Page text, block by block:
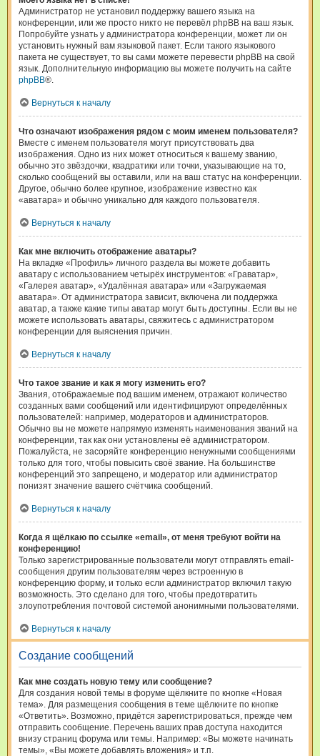
Администратор не установил поддержку вашего языка на
конференции, или же просто никто не перевёл phpBB на ваш язык.
Попробуйте узнать у администратора конференции, может ли он
установить нужный вам языковой пакет. Если такого языкового
пакета не существует, то вы сами можете перевести phpBB на свой
язык. Дополнительную информацию вы можете получить на сайте
phpBB®.
Вернуться к началу
Что означают изображения рядом с моим именем пользователя?
Вместе с именем пользователя могут присутствовать два
изображения. Одно из них может относиться к вашему званию,
обычно это звёздочки, квадратики или точки, указывающие на то,
сколько сообщений вы оставили, или на ваш статус на конференции.
Другое, обычно более крупное, изображение известно как
«аватара» и обычно уникально для каждого пользователя.
Вернуться к началу
Как мне включить отображение аватары?
На вкладке «Профиль» личного раздела вы можете добавить
аватару с использованием четырёх инструментов: «Граватар»,
«Галерея аватар», «Удалённая аватара» или «Загружаемая
аватара». От администратора зависит, включена ли поддержка
аватар, а также какие типы аватар могут быть доступны. Если вы не
можете использовать аватары, свяжитесь с администратором
конференции для выяснения причин.
Вернуться к началу
Что такое звание и как я могу изменить его?
Звания, отображаемые под вашим именем, отражают количество
созданных вами сообщений или идентифицируют определённых
пользователей: например, модераторов и администраторов.
Обычно вы не можете напрямую изменять наименования званий на
конференции, так как они установлены её администратором.
Пожалуйста, не засоряйте конференцию ненужными сообщениями
только для того, чтобы повысить своё звание. На большинстве
конференций это запрещено, и модератор или администратор
понизят значение вашего счётчика сообщений.
Вернуться к началу
Когда я щёлкаю по ссылке «email», от меня требуют войти на
конференцию!
Только зарегистрированные пользователи могут отправлять email-
сообщения другим пользователям через встроенную в
конференцию форму, и только если администратор включил такую
возможность. Это сделано для того, чтобы предотвратить
злоупотребления почтовой системой анонимными пользователями.
Вернуться к началу
Создание сообщений
Как мне создать новую тему или сообщение?
Для создания новой темы в форуме щёлкните по кнопке «Новая
тема». Для размещения сообщения в теме щёлкните по кнопке
«Ответить». Возможно, придётся зарегистрироваться, прежде чем
отправить сообщение. Перечень ваших прав доступа находится
внизу страниц форума или темы. Например: «Вы можете начинать
темы», «Вы можете добавлять вложения» и т.п.